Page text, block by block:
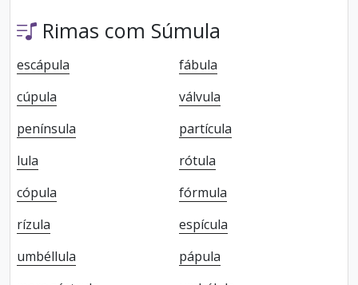
Rimas com Súmula
escápula
fábula
cúpula
válvula
península
partícula
lula
rótula
cópula
fórmula
rízula
espícula
umbéllula
pápula